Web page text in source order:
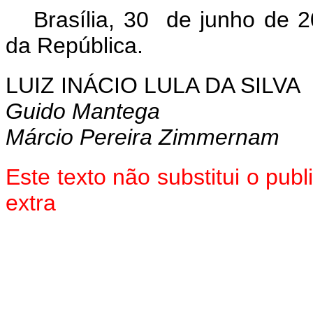
Brasília, 30 de junho de
da República.
LUIZ INÁCIO LULA DA SILVA
Guido Mantega
Márcio Pereira Zimmernam
Este texto não substitui o
extra